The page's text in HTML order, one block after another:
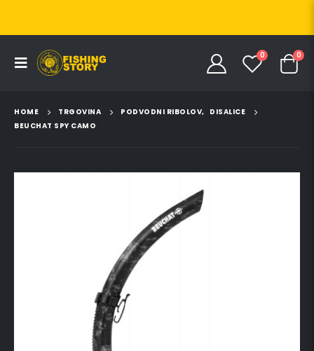
0 0
HOME TRGOVINA PODVODNI RIBOLOV, DISALICE
BEUCHAT SPY CAMO